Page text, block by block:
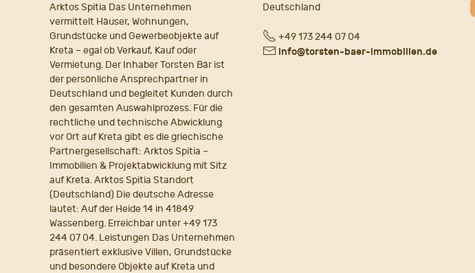
Arktos Spitia Das Unternehmen
vermittelt Häuser, Wohnungen,
Grundstücke und Gewerbeobjekte auf
Kreta – egal ob Verkauf, Kauf oder
Vermietung. Der Inhaber Torsten Bär ist
der persönliche Ansprechpartner in
Deutschland und begleitet Kunden durch
den gesamten Auswahlprozess. Für die
rechtliche und technische Abwicklung
vor Ort auf Kreta gibt es die griechische
Partnergesellschaft: Arktos Spitia –
Immobilien & Projektabwicklung mit Sitz
auf Kreta. Arktos Spitia Standort
(Deutschland) Die deutsche Adresse
lautet: Auf der Heide 14 in 41849
Wassenberg. Erreichbar unter +49 173
244 07 04. Leistungen Das Unternehmen
präsentiert exklusive Villen, Grundstücke
und besondere Objekte auf Kreta und
Deutschland
Fon+49 173 244 07 04
E- info@torsten-baer-immobilien.de